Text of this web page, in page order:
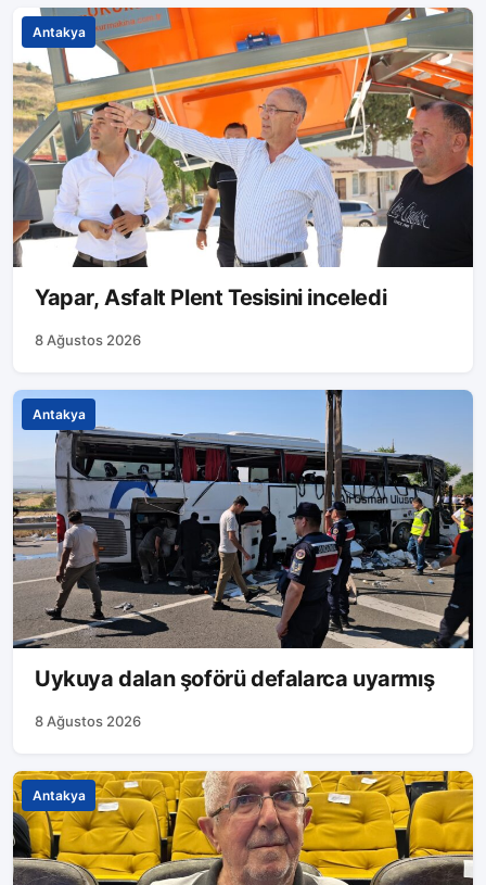
Antakya
Yapar, Asfalt Plent Tesisini inceledi
8 Ağustos 2026
Antakya
Uykuya dalan şoförü defalarca uyarmış
8 Ağustos 2026
Antakya